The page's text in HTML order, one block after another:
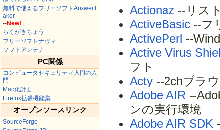
無料で使えるフリーソフトAnswerT
aker
--New!
らくがきちょう
フリーソフトナヴィ
ソフトアンテナ
PC関係
コンピュータセキュリティ入門の入
門
Mac化計画
Firefox拡張機能集
オープンソースリンク
SourceForge
Actionaz --リス
ActiveBasic --フ
ActivePerl --
Active Virus
フト
Acty --2chブラ
Adobe AIR --
ンの実行環境
Adobe AIR SDK